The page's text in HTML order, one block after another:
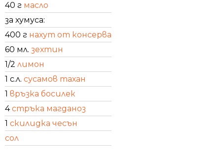
40 г масло
за хумуса:
400 г нахут от консерва
60 мл. зехтин
1/2 лимон
1 с.л. сусамов тахан
1 връзка босилек
4стръка магданоз
1 скилидка чесън
сол